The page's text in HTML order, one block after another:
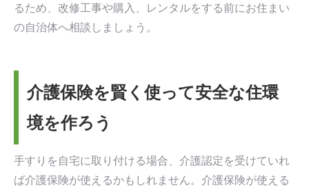
るため、改修工事や購入、レンタルをする前にお住まい
の自治体へ相談しましょう。
介護保険を賢く使って安全な住環
境を作ろう
手すりを自宅に取り付ける場合、介護認定を受けていれ
ば介護保険が使えるかもしれません。介護保険が使える